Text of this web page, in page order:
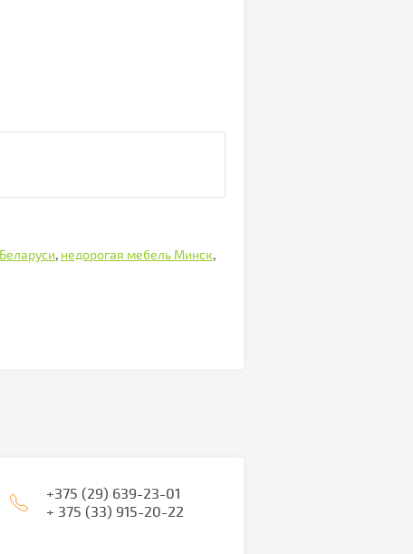
, недорогая мебель Минск,
+375 (29) 639-23-01
+ 375 (33) 915-20-22